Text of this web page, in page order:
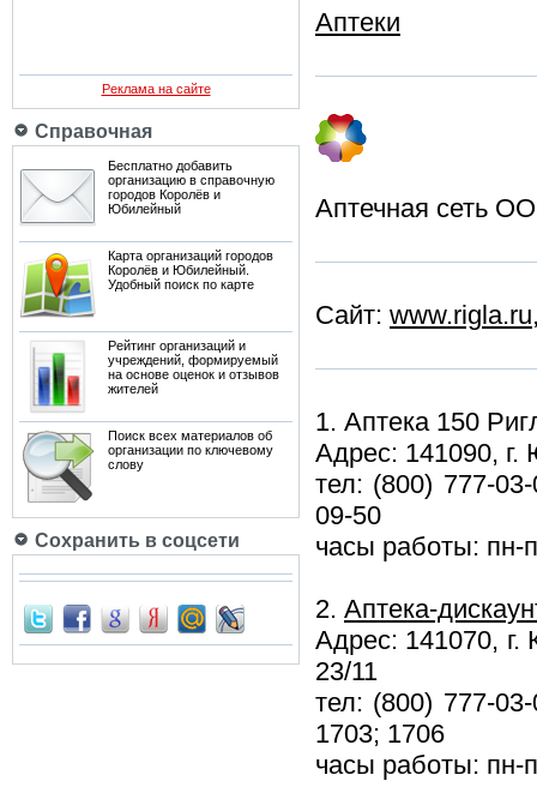
Реклама на сайте
Справочная
Бесплатно добавить
организацию в справочную
городов Королёв и
Юбилейный
Карта организаций городов
Королёв и Юбилейный.
Удобный поиск по карте
Рейтинг организаций и
учреждений, формируемый
на основе оценок и отзывов
жителей
Поиск всех материалов об
организации по ключевому
слову
Сохранить в соцсети
Аптеки
Аптечная сеть
Сайт: www.rigla.ru
1. Аптека 150
Адрес: 141090,
тел: (800) 777-
09-50
часы работы: пн-
2. Аптека-
Адрес: 141070, г.
23/11
тел: (800) 777-
1703; 1706
часы работы: пн-